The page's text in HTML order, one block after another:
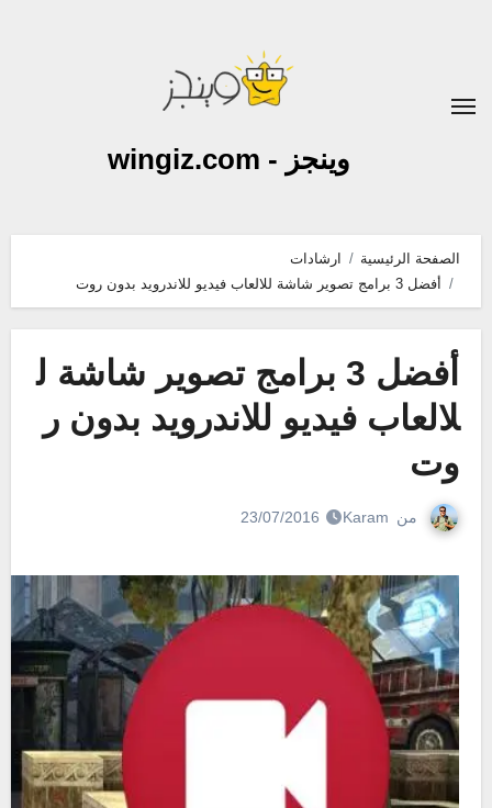
وينجز - wingiz.com
الصفحة الرئيسية
ارشادات
أفضل 3 برامج تصوير شاشة للالعاب فيديو للاندرويد بدون روت
أفضل 3 برامج تصوير شاشة ل
لالعاب فيديو للاندرويد بدون ر
وت
من Karam
23/07/2016